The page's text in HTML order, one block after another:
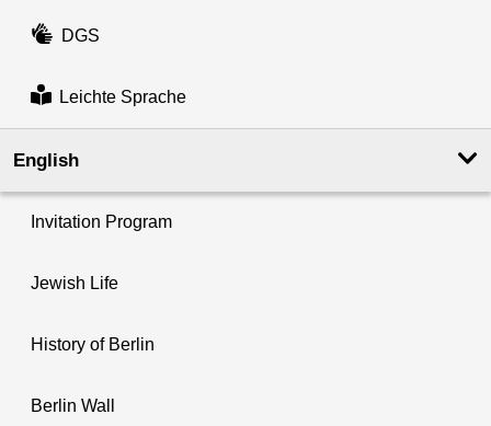
DGS
Leichte Sprache
English
Invitation Program
Jewish Life
History of Berlin
Berlin Wall